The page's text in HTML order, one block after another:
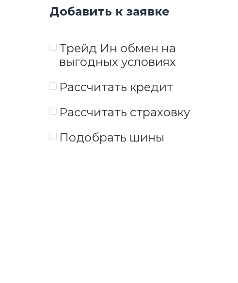
Добавить к заявке
Трейд Ин обмен на
выгодных условиях
Рассчитать кредит
Рассчитать страховку
Подобрать шины